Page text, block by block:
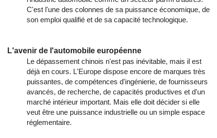
C'est l'une des colonnes de sa puissance économique, de
son emploi qualifié et de sa capacité technologique.
L'avenir de l'automobile européenne
Le dépassement chinois n'est pas inévitable, mais il est
déjà en cours. L'Europe dispose encore de marques très
puissantes, de compétences d'ingénierie, de fournisseurs
avancés, de recherche, de capacités productives et d'un
marché intérieur important. Mais elle doit décider si elle
veut être une puissance industrielle ou un simple espace
réglementaire.